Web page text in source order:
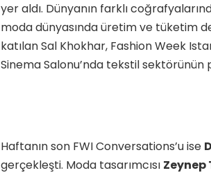
yer aldı. Dünyanın farklı
moda dünyasında üretim ve tüketim
katılan Sal Khokhar, Fashion Week
Sinema Salonu’nda tekstil
Haftanın son FWI Conversations’u ise
gerçekleşti. Moda tasarımcısı Zeynep